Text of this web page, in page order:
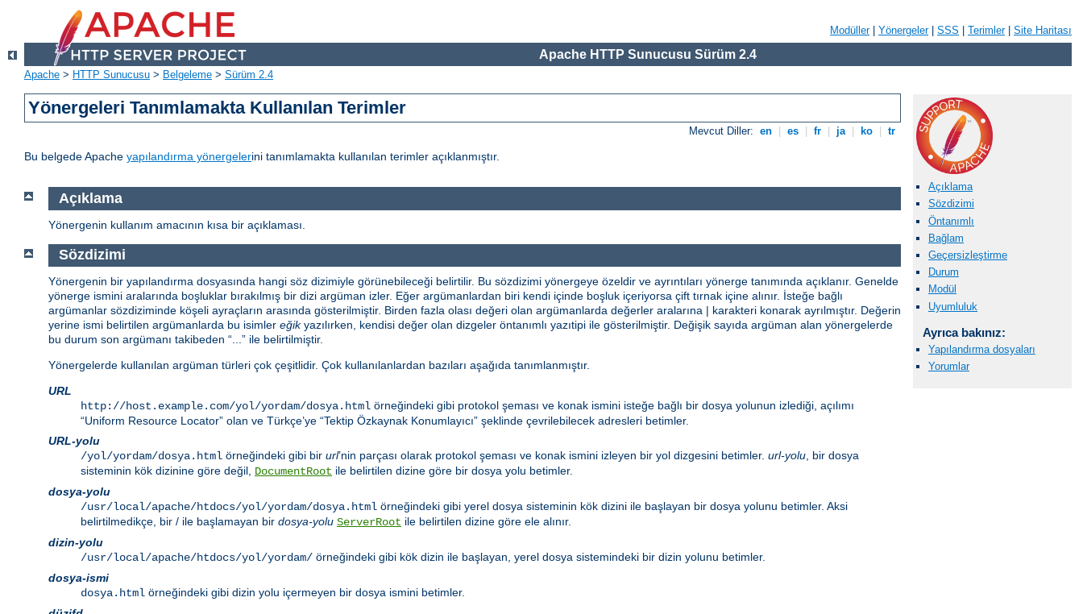
Modüller| Yönergeler| SSS Terimler| Site Haritası
Apache HTTP Sunucusu Sürüm 2.4
Apache > HTTP Sunucusu > Belgeleme > Sürüm 2.4
Yönergeleri Tanımlamakta Kullanılan Terimler
Mevcut Diller: en es fr ja ko tr
Bu belgede Apache yapılandırma yönergelerini tanımlamakta kullanılan terimler açıklanmıştır.
Açıklama
Sözdizimi
Öntanımlı
Bağlam
Geçersizleştirme
Durum
Modül
Uyumluluk
Ayrıca bakınız:
Yapılandırma dosyaları
Yorumlar
Açıklama
Yönergenin kullanım amacının kısa bir açıklaması.
Sözdizimi
Yönergenin bir yapılandırma dosyasında hangi söz dizimiyle görünebileceği belirtilir. Bu sözdizimi yönergeye özeldir ve ayrıntıları yönerge tanımında açıklanır. Genelde
yönerge ismini aralarında boşluklar bırakılmış bir dizi argüman izler. Eğer argümanlardan biri kendi içinde boşluk içeriyorsa çift tırnak içine alınır. İsteğe bağlı
argümanlar sözdiziminde köşeli ayraçların arasında gösterilmiştir. Birden fazla olası değeri olan argümanlarda değerler aralarına | karakteri konarak ayrılmıştır. Değerin
yerine ismi belirtilen argümanlarda bu isimler eğikyazılırken, kendisi değer olan dizgeler öntanımlı yazıtipi ile gösterilmiştir. Değişik sayıda argüman alan yönergelerde
bu durum son argümanı takibeden “...” ile belirtilmiştir.
Yönergelerde kullanılan argüman türleri çok çeşitlidir. Çok kullanılanlardan bazıları aşağıda tanımlanmıştır.
URL
http://host.example.com/yol/yordam/dosya.html örneğindeki gibi protokol şeması ve konak ismini isteğe bağlı bir dosya yolunun izlediği, açılımı
“Uniform Resource Locator” olan ve Türkçe’ye “Tektip Özkaynak Konumlayıcı” şeklinde çevrilebilecek adresleri betimler.
URL-yolu
/yol/yordam/dosya.html örneğindeki gibi bir url’nin parçası olarak protokol şeması ve konak ismini izleyen bir yol dizgesini betimler. url-yolu , bir dosya
sisteminin kök dizinine göre değil, DocumentRoot ile belirtilen dizine göre bir dosya yolu betimler.
dosya-yolu
/usr/local/apache/htdocs/yol/yordam/dosya.html örneğindeki gibi yerel dosya sisteminin kök dizini ile başlayan bir dosya yolunu betimler. Aksi
belirtilmedikçe, bir / ile başlamayan bir dosya-yolu ServerRoot ile belirtilen dizine göre ele alınır.
dizin-yolu
/usr/local/apache/htdocs/yol/yordam/ örneğindeki gibi kök dizin ile başlayan, yerel dosya sistemindeki bir dizin yolunu betimler.
dosya-ismi
dosya.html örneğindeki gibi dizin yolu içermeyen bir dosya ismini betimler.